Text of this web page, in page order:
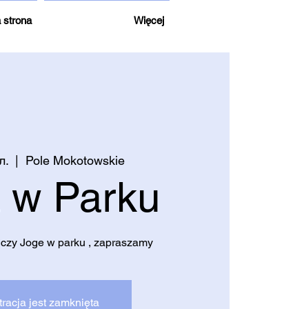
strona Więcej
  |
Pole Mokotowskie
w Parku
Joge w parku , zapraszamy
jest zamknięta